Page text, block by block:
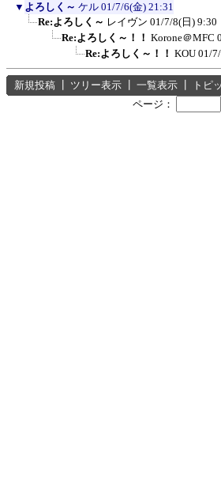
▼ よろしく～ ケル 01/7/6(金) 21:31
Re:よろしく～ レイヴン 01/7/8(日) 9:30
Re:よろしく～！！ Korone＠MFC
Re:よろしく～！！ KOU 01/
新規投稿 ツリー表示 一覧表示 トピ
ページ：